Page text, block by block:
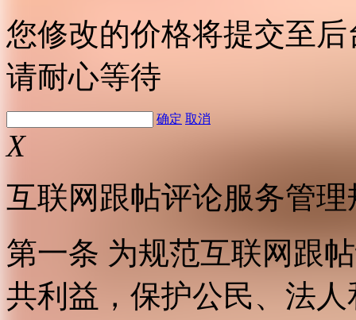
您修改的价格将提交至
请耐心等待
确定 取消
X
互联网跟帖评论服务管理
第一条 为规范互联网跟
共利益，保护公民、法